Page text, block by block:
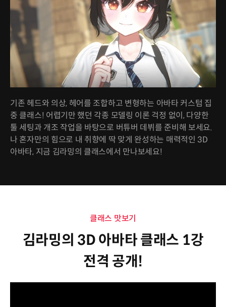
기존 헤드와 의상, 헤어를 조합하고 변형하는 아바타 커스텀 집
중 클래스! 어렵기만 했던 각종 모델링 이론 걱정 없이, 다양한
툴 세팅과 개조 작업을 바탕으로 버튜버 데뷔를 준비해 보세요.
나 혼자만의 힘으로 내 취향에 딱 맞게 완성하는 매력적인 3D
아바타, 지금 김라밍의 클래스에서 만나보세요!
클래스 맛보기
김라밍의 3D 아바타 클래스 1강
전격 공개!